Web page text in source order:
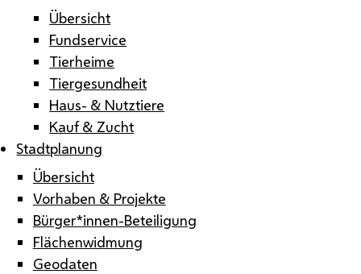
Übersicht
Fundservice
Tierheime
Tiergesundheit
Haus- & Nutztiere
Kauf & Zucht
Stadtplanung
Übersicht
Vorhaben & Projekte
Bürger*innen-Beteiligung
Flächenwidmung
Geodaten